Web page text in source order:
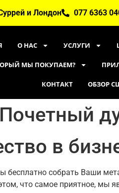
и Лондон 077 6363
О НАС УСЛУГИ
МЫ ПОКУПАЕМ?
КОНТАКТ ОБЗОР
в
бесплатно собрать Ваши
что самое приятное,